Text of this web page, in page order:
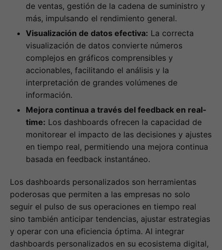
de ventas, gestión de la cadena de suministro y
más, impulsando el rendimiento general.
Visualización de datos efectiva: La correcta
visualización de datos convierte números
complejos en gráficos comprensibles y
accionables, facilitando el análisis y la
interpretación de grandes volúmenes de
información.
Mejora continua a través del feedback en real-
time: Los dashboards ofrecen la capacidad de
monitorear el impacto de las decisiones y ajustes
en tiempo real, permitiendo una mejora continua
basada en feedback instantáneo.
Los dashboards personalizados son herramientas
poderosas que permiten a las empresas no solo
seguir el pulso de sus operaciones en tiempo real
sino también anticipar tendencias, ajustar estrategias
y operar con una eficiencia óptima. Al integrar
dashboards personalizados en su ecosistema digital,